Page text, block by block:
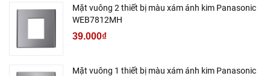
Mặt vuông 2 thiết bị màu xám ánh kim Panasonic
WEB7812MH
39.000₫
Mặt vuông 1 thiết bị màu xám ánh kim Panasonic